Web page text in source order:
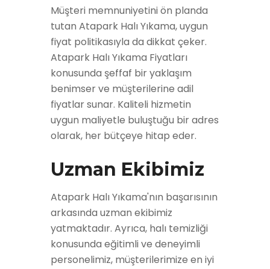
Müşteri memnuniyetini ön planda
tutan Atapark Halı Yıkama, uygun
fiyat politikasıyla da dikkat çeker.
Atapark Halı Yıkama Fiyatları
konusunda şeffaf bir yaklaşım
benimser ve müşterilerine adil
fiyatlar sunar. Kaliteli hizmetin
uygun maliyetle buluştuğu bir adres
olarak, her bütçeye hitap eder.
Uzman Ekibimiz
Atapark Halı Yıkama'nın başarısının
arkasında uzman ekibimiz
yatmaktadır. Ayrıca, halı temizliği
konusunda eğitimli ve deneyimli
personelimiz, müşterilerimize en iyi